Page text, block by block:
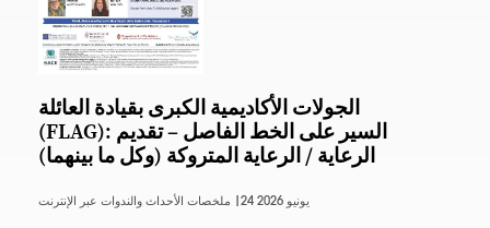
الجولات الأكاديمية الكبرى بقيادة العائلة
(FLAG): السير على الخط الفاصل – تقديم
الرعاية / الرعاية المتروكة (وكل ما بينهما)
24 يونيو 2026